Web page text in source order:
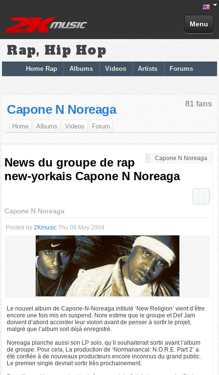
Menu
Rap, Hip Hop
Home Rap Albums Videos Artists Forums
81 fans
Capone N Noreaga
Home Albums Videos Forum
Capone N Noreaga
News du groupe de rap
new-yorkais Capone N Noreaga
Capone N Noreaga
Posted by2Kmusic Thu 06 May 2004
Le nouvel album de Capone-N-Noreaga intitulé ‘New Religion’ vient d’être
encore une fois mis en suspend. Nore estime que le groupe et Def Jam
doivent d’abord accorder leur violon avant de penser à sortir le projet,
malgré que l’album soit déjà enregistré.
Noreaga planche aussi son LP solo, qu’il souhaiterait sortir avant l’album
de groupe. Pour cela, La production de ‘Normanancal: N.O.R.E. Part 2’ a
été confiée à de nouveaux producteurs encore inconnus du grand public.
Le premier single devrait sortir très prochainement.